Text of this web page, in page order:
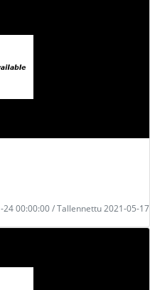
24 00:00:00 / Tallennettu 2021-05-17